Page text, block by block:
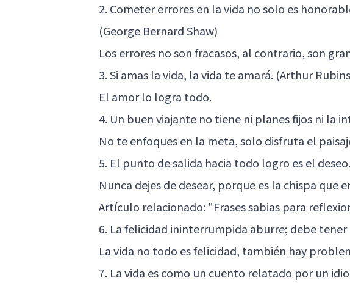
2. Cometer errores en la vida no solo es
(George Bernard Shaw)
Los errores no son fracasos, al contrario, son
3. Si amas la vida, la vida te amará. (Arthur
El amor lo logra todo.
4. Un buen viajante no tiene ni planes fijos ni la
No te enfoques en la meta, solo disfruta el
5. El punto de salida hacia todo logro es el
Nunca dejes de desear, porque es la chispa que
Artículo relacionado: "Frases sabias para
6. La felicidad ininterrumpida aburre; debe
La vida no todo es felicidad, también hay
7. La vida es como un cuento relatado por un